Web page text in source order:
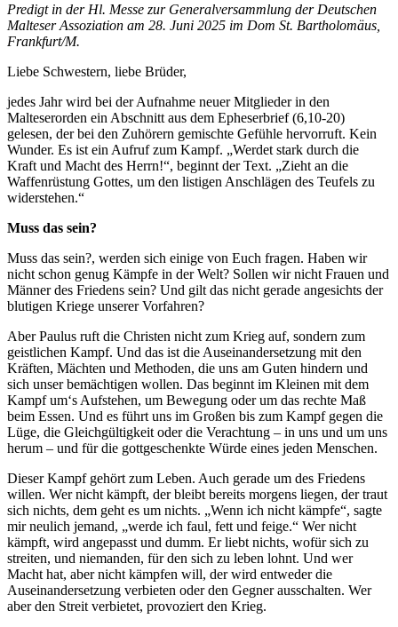
Predigt in der Hl. Messe zur Generalversammlung der Deutschen
Malteser Assoziation am 28. Juni 2025 im Dom St. Bartholomäus,
Frankfurt/M.
Liebe Schwestern, liebe Brüder,
jedes Jahr wird bei der Aufnahme neuer Mitglieder in den
Malteserorden ein Abschnitt aus dem Epheserbrief (6,10-20)
gelesen, der bei den Zuhörern gemischte Gefühle hervorruft. Kein
Wunder. Es ist ein Aufruf zum Kampf. „Werdet stark durch die
Kraft und Macht des Herrn!“, beginnt der Text. „Zieht an die
Waffenrüstung Gottes, um den listigen Anschlägen des Teufels zu
widerstehen.“
Muss das sein?
Muss das sein?, werden sich einige von Euch fragen. Haben wir
nicht schon genug Kämpfe in der Welt? Sollen wir nicht Frauen und
Männer des Friedens sein? Und gilt das nicht gerade angesichts der
blutigen Kriege unserer Vorfahren?
Aber Paulus ruft die Christen nicht zum Krieg auf, sondern zum
geistlichen Kampf. Und das ist die Auseinandersetzung mit den
Kräften, Mächten und Methoden, die uns am Guten hindern und
sich unser bemächtigen wollen. Das beginnt im Kleinen mit dem
Kampf um‘s Aufstehen, um Bewegung oder um das rechte Maß
beim Essen. Und es führt uns im Großen bis zum Kampf gegen die
Lüge, die Gleichgültigkeit oder die Verachtung – in uns und um uns
herum – und für die gottgeschenkte Würde eines jeden Menschen.
Dieser Kampf gehört zum Leben. Auch gerade um des Friedens
willen. Wer nicht kämpft, der bleibt bereits morgens liegen, der traut
sich nichts, dem geht es um nichts. „Wenn ich nicht kämpfe“, sagte
mir neulich jemand, „werde ich faul, fett und feige.“ Wer nicht
kämpft, wird angepasst und dumm. Er liebt nichts, wofür sich zu
streiten, und niemanden, für den sich zu leben lohnt. Und wer
Macht hat, aber nicht kämpfen will, der wird entweder die
Auseinandersetzung verbieten oder den Gegner ausschalten. Wer
aber den Streit verbietet, provoziert den Krieg.